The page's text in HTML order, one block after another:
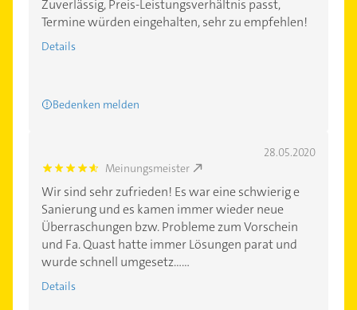
Zuverlässig, Preis-Leistungsverhältnis passt,
Termine würden eingehalten, sehr zu empfehlen!
Details
Bedenken melden
28.05.2020
4.7000003 Meinungsmeister
Wir sind sehr zufrieden! Es war eine schwierig e
Sanierung und es kamen immer wieder neue
Überraschungen bzw. Probleme zum Vorschein
und Fa. Quast hatte immer Lösungen parat und
wurde schnell umgesetz......
Details